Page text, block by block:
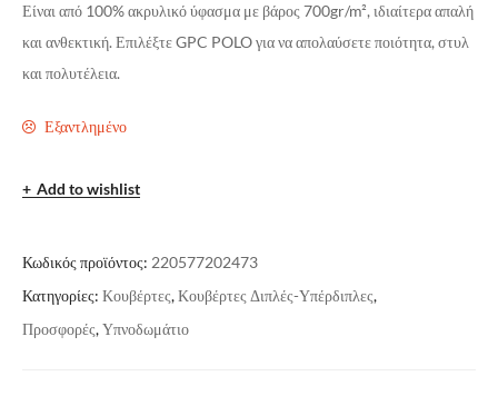
Είναι από 100% ακρυλικό ύφασμα με βάρος 700gr/m², ιδιαίτερα απαλή
και ανθεκτική. Επιλέξτε GPC POLO για να απολαύσετε ποιότητα, στυλ
και πολυτέλεια.
Εξαντλημένο
Add to wishlist
Κωδικός προϊόντος: 220577202473
Κατηγορίες: Κουβέρτες,Κουβέρτες Διπλές-Υπέρδιπλες,
Προσφορές,Υπνοδωμάτιο